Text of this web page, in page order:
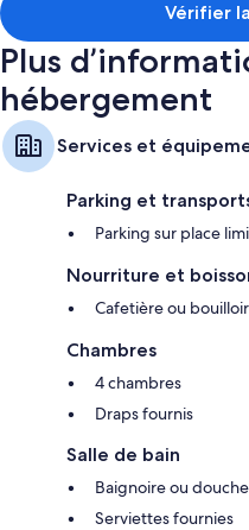
Vérifier
Plus
hébergement
Services et
Parking et
Parking sur place
Nourriture et
Cafetière ou
Chambres
4 chambres
Draps fournis
Salle de bain
Baignoire ou douche
Serviettes fournies